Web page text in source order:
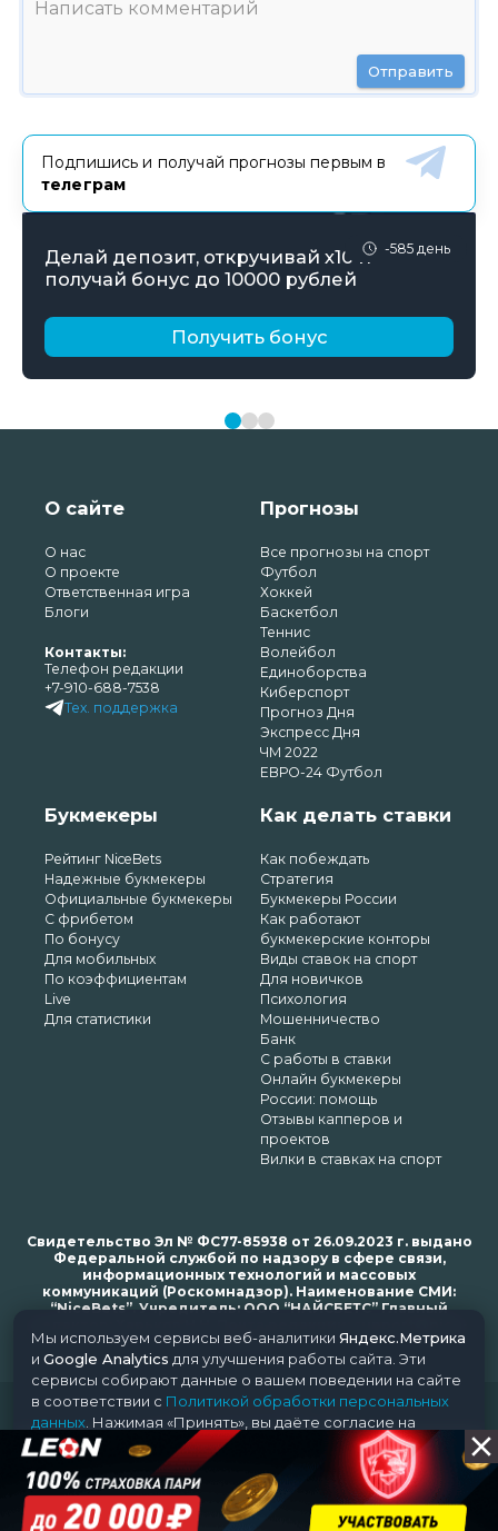
Отправить
Подпишись и получай прогнозы первым в
телеграм
-585 день
Делай депозит, откручивай х10 и
получай бонус до 10000 рублей
Получить бонус
О сайте
О нас
О проекте
Ответственная игра
Блоги
Контакты:
Телефон редакции
+7-910-688-7538
Тех. поддержка
Прогнозы
Все прогнозы на спорт
Футбол
Хоккей
Баскетбол
Теннис
Волейбол
Единоборства
Киберспорт
Прогноз Дня
Экспресс Дня
ЧМ 2022
ЕВРО-24 Футбол
Букмекеры
Рейтинг NiceBets
Надежные букмекеры
Официальные букмекеры
С фрибетом
По бонусу
Для мобильных
По коэффициентам
Live
Для статистики
Как делать ставки
Как побеждать
Стратегия
Букмекеры России
Как работают
букмекерские конторы
Виды ставок на спорт
Для новичков
Психология
Мошенничество
Банк
С работы в ставки
Онлайн букмекеры
России: помощь
Отзывы капперов и
проектов
Вилки в ставках на спорт
Свидетельство Эл № ФС77-85938 от 26.09.2023 г. выдано
Федеральной службой по надзору в сфере связи,
информационных технологий и массовых
коммуникаций (Роскомнадзор). Наименование СМИ:
“NiceBets”. Учредитель: ООО “НАЙСБЕТС” Главный
bets.ru
© 2018-2024 NiceBets. 18+
Мы используем сервисы веб-аналитики Яндекс.Метрика
и Google Analytics для улучшения работы сайта. Эти
сервисы собирают данные о вашем поведении на сайте
в соответствии с Политикой обработки персональных
данных . Нажимая «Принять», вы даёте согласие на
обработку ваших данных этими сервисами.
Принять Отклонить